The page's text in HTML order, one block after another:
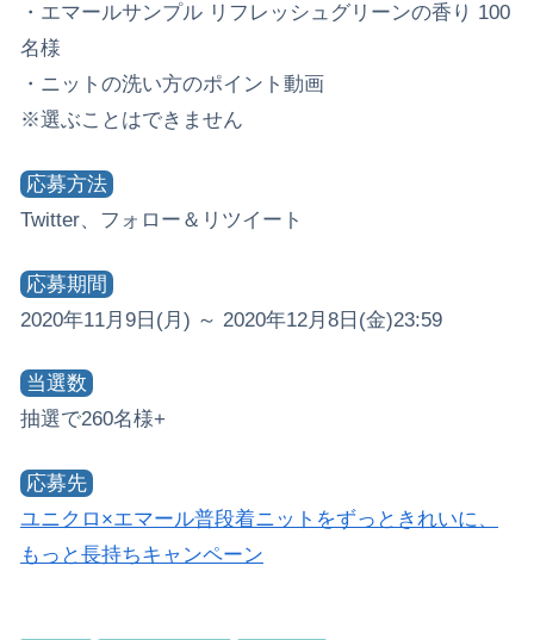
・エマールサンプル リフレッシュグリーンの香り 100
名様
・ニットの洗い方のポイント動画
※選ぶことはできません
応募方法
Twitter、フォロー＆リツイート
応募期間
2020年11月9日(月) ～ 2020年12月8日(金)23:59
当選数
抽選で260名様+
応募先
ユニクロ×エマール普段着ニットをずっときれいに、
もっと長持ちキャンペーン